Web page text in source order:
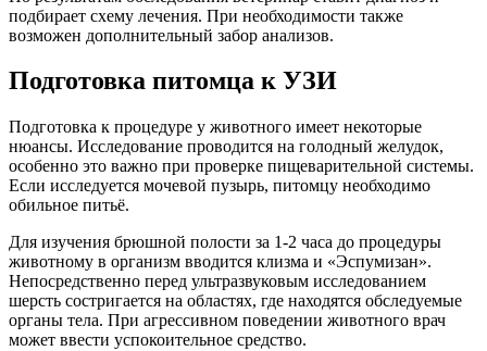
подбирает схему лечения. При необходимости также
возможен дополнительный забор анализов.
Подготовка питомца к УЗИ
Подготовка к процедуре у животного имеет некоторые
нюансы. Исследование проводится на голодный желудок,
особенно это важно при проверке пищеварительной системы.
Если исследуется мочевой пузырь, питомцу необходимо
обильное питьё.
Для изучения брюшной полости за 1-2 часа до процедуры
животному в организм вводится клизма и «Эспумизан».
Непосредственно перед ультразвуковым исследованием
шерсть состригается на областях, где находятся обследуемые
органы тела. При агрессивном поведении животного врач
может ввести успокоительное средство.